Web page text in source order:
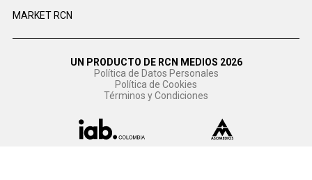
MARKET RCN
UN PRODUCTO DE RCN MEDIOS 2026
Política de Datos Personales
Política de Cookies
Términos y Condiciones